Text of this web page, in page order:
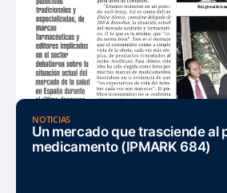
NOTICIAS
Un mercado que trasciende al
medicamento (IPMARK 684)